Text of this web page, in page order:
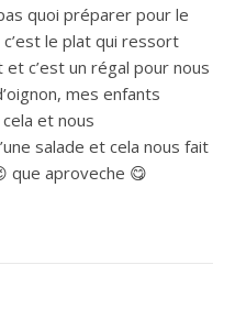
quoi préparer pour le
le plat qui ressort
c’est un régal pour nous
mes enfants
et nous
salade et cela nous fait
que aproveche 😋